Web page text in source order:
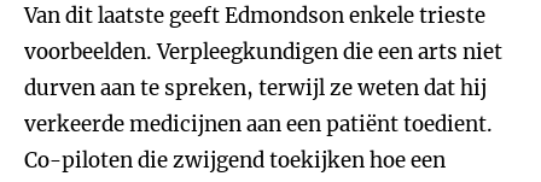
Van dit laatste geeft Edmondson enkele trieste
voorbeelden. Verpleegkundigen die een arts niet
durven aan te spreken, terwijl ze weten dat hij
verkeerde medicijnen aan een patiënt toedient.
Co-piloten die zwijgend toekijken hoe een